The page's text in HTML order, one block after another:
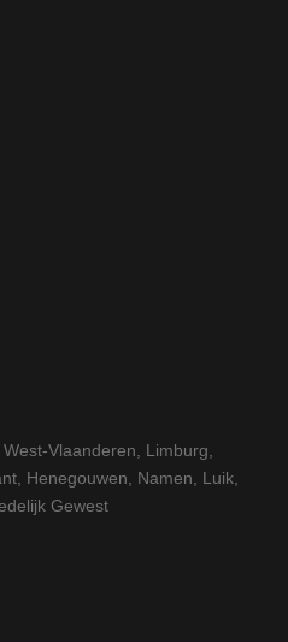
West-Vlaanderen Limburg
Henegouwen Namen Luik
Gewest